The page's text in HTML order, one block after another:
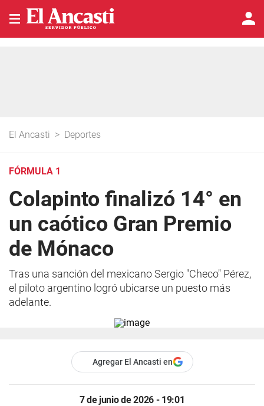
El Ancasti > Deportes
FÓRMULA 1
Colapinto finalizó 14° en
un caótico Gran Premio
de Mónaco
Tras una sanción del mexicano Sergio "Checo" Pérez,
el piloto argentino logró ubicarse un puesto más
adelante.
Agregar El Ancasti en
7 de junio de 2026 - 19:01